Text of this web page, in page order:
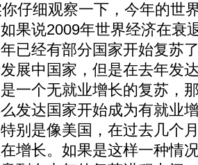
仔细观察一下，今年的世
果说2009年世界经济在衰
已经有部分国家开始复苏
展中国家，但是在去年发
一个无就业增长的复苏，
发达国家开始成为有就业
别是像美国，在过去几个
增长。如果是这样一种情